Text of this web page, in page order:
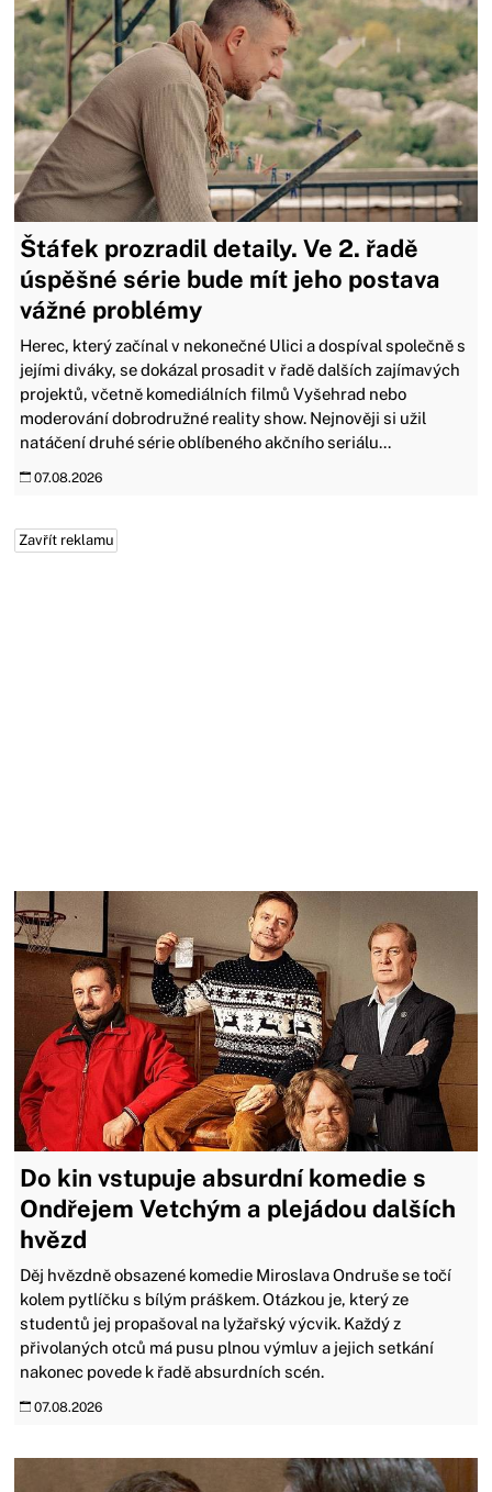
Štáfek prozradil detaily. Ve 2. řadě
úspěšné série bude mít jeho postava
vážné problémy
Herec, který začínal v nekonečné Ulici a dospíval společně s
jejími diváky, se dokázal prosadit v řadě dalších zajímavých
projektů, včetně komediálních filmů Vyšehrad nebo
moderování dobrodružné reality show. Nejnověji si užil
natáčení druhé série oblíbeného akčního seriálu...
07.08.2026
Zavřít reklamu
Do kin vstupuje absurdní komedie s
Ondřejem Vetchým a plejádou dalších
hvězd
Děj hvězdně obsazené komedie Miroslava Ondruše se točí
kolem pytlíčku s bílým práškem. Otázkou je, který ze
studentů jej propašoval na lyžařský výcvik. Každý z
přivolaných otců má pusu plnou výmluv a jejich setkání
nakonec povede k řadě absurdních scén.
07.08.2026